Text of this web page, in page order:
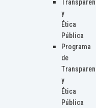
y
Ética
Pública
Programa
de
y
Ética
Pública